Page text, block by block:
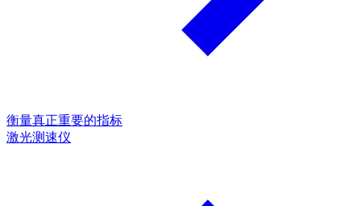
衡量真正重要的指标
激光测速仪